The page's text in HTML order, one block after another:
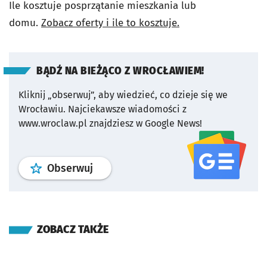
Ile kosztuje posprzątanie mieszkania lub
domu. Zobacz oferty i ile to kosztuje.
BĄDŹ NA BIEŻĄCO Z WROCŁAWIEM!
Kliknij „obserwuj”, aby wiedzieć, co dzieje się we
Wrocławiu. Najciekawsze wiadomości z
www.wroclaw.pl znajdziesz w Google News!
Obserwuj profil serwisu
ZOBACZ TAKŻE